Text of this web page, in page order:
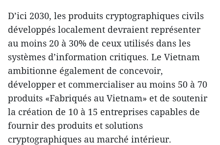
D’ici 2030, les produits cryptographiques civils
développés localement devraient représenter
au moins 20 à 30% de ceux utilisés dans les
systèmes d’information critiques. Le Vietnam
ambitionne également de concevoir,
développer et commercialiser au moins 50 à 70
produits «Fabriqués au Vietnam» et de soutenir
la création de 10 à 15 entreprises capables de
fournir des produits et solutions
cryptographiques au marché intérieur.